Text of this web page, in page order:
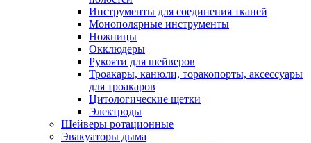
Инструменты для соединения тканей
Монополярные инструменты
Ножницы
Окклюдеры
Рукояти для шейверов
Троакары, канюли, торакопорты, аксессуары
для троакаров
Цитологические щетки
Электроды
Шейверы ротационные
Эвакуаторы дыма